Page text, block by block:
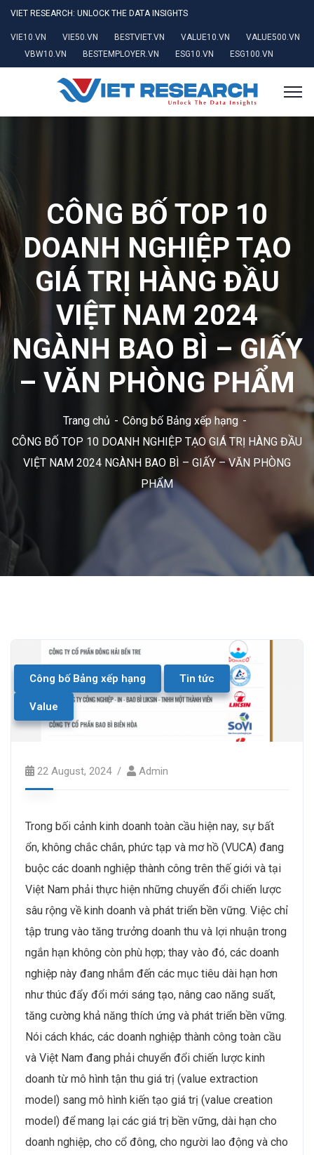
VIET RESEARCH: UNLOCK THE DATA INSIGHTS
VIE10.VN VIE50.VN BESTVIET.VN VALUE10.VN
VALUE500.VN
VBW10.VN
BESTEMPLOYER.VN ESG10.VN ESG100.VN
CÔNG BỐ TOP 10
DOANH NGHIỆP TẠO
GIÁ TRỊ HÀNG ĐẦU
VIỆT NAM 2024
NGÀNH BAO BÌ – GIẤY
– VĂN PHÒNG PHẨM
Trang chủ
Công bố Bảng xếp hạng
CÔNG BỐ TOP 10 DOANH NGHIỆP TẠO GIÁ TRỊ HÀNG ĐẦU
VIỆT NAM 2024 NGÀNH BAO BÌ – GIẤY – VĂN PHÒNG
PHẨM
Công bố Bảng xếp hạng Tin tức
Value
22 August, 2024 Admin
Trong bối cảnh kinh doanh toàn cầu hiện nay, sự bất
ổn, không chắc chắn, phức tạp và mơ hồ (VUCA) đang
buộc các doanh nghiệp thành công trên thế giới và tại
Việt Nam phải thực hiện những chuyển đổi chiến lược
sâu rộng về kinh doanh và phát triển bền vững. Việc chỉ
tập trung vào tăng trưởng doanh thu và lợi nhuận trong
ngắn hạn không còn phù hợp; thay vào đó, các doanh
nghiệp này đang nhắm đến các mục tiêu dài hạn hơn
như thúc đẩy đổi mới sáng tạo, nâng cao năng suất,
tăng cường khả năng thích ứng và phát triển bền vững.
Nói cách khác, các doanh nghiệp thành công toàn cầu
và Việt Nam đang phải chuyển đổi chiến lược kinh
doanh từ mô hình tận thu giá trị (value extraction
model) sang mô hình kiến tạo giá trị (value creation
model) để mang lại các giá trị bền vững, dài hạn cho
doanh nghiệp, cho cổ đông, cho người lao động và cho